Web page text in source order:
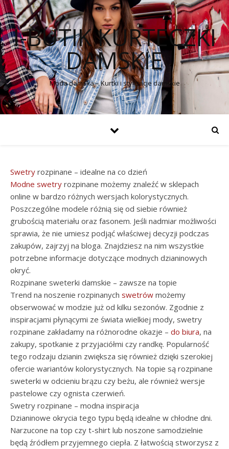
I-BUTIK KURTECZKI
DAMSKIE
Moda damska – Kurtki i stylizacje damskie
Swetry rozpinane – idealne na co dzień
Modne swetry rozpinane możemy znaleźć w sklepach
online w bardzo różnych wersjach kolorystycznych.
Poszczególne modele różnią się od siebie również
grubością materiału oraz fasonem. Jeśli nadmiar możliwości
sprawia, że nie umiesz podjąć właściwej decyzji podczas
zakupów, zajrzyj na bloga. Znajdziesz na nim wszystkie
potrzebne informacje dotyczące modnych dzianinowych
okryć.
Rozpinane sweterki damskie – zawsze na topie
Trend na noszenie rozpinanych swetrów możemy
obserwować w modzie już od kilku sezonów. Zgodnie z
inspiracjami płynącymi ze świata wielkiej mody, swetry
rozpinane zakładamy na różnorodne okazje – do biura, na
zakupy, spotkanie z przyjaciółmi czy randkę. Popularność
tego rodzaju dzianin zwiększa się również dzięki szerokiej
ofercie wariantów kolorystycznych. Na topie są rozpinane
sweterki w odcieniu brązu czy beżu, ale również wersje
pastelowe czy ognista czerwień.
Swetry rozpinane – modna inspiracja
Dzianinowe okrycia tego typu będą idealne w chłodne dni.
Narzucone na top czy t-shirt lub noszone samodzielnie
będą źródłem przyjemnego ciepła. Z łatwością stworzysz z